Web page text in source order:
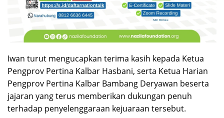
Iwan turut mengucapkan terima kasih kepada Ketua
Pengprov Pertina Kalbar Hasbani, serta Ketua Harian
Pengprov Pertina Kalbar Bambang Deryawan beserta
jajaran yang terus memberikan dukungan penuh
terhadap penyelenggaraan kejuaraan tersebut.